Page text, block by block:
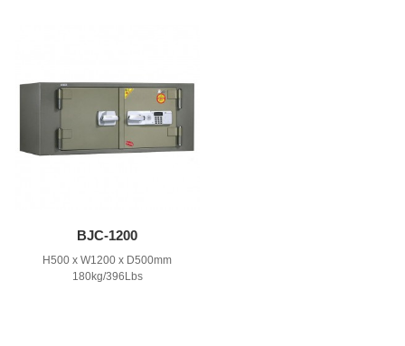
BJC-1200
H500 x W1200 x D500mm
180kg/396Lbs